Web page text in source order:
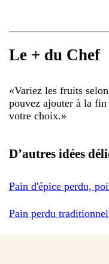
Le + du Chef
«Variez les fruits
pouvez ajouter à la fin
votre choix.»
D’autres idées
Pain d'épice perdu,
Pain perdu traditionnel